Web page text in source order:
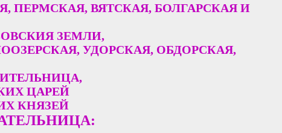
ПЕРМСКАЯ, ВЯТСКАЯ, БОЛГАРСКАЯ И
ЗЕМЛИ,
УДОРСКАЯ, ОБДОРСКАЯ,
ЦАРЕЙ
КНЯЗЕЙ